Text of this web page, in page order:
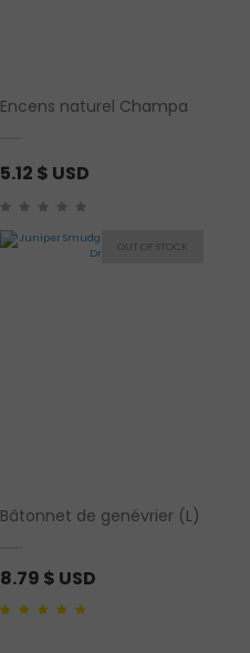
Encens naturel Champa
5.12 $ USD
Bâtonnet de genévrier (L)
8.79 $ USD